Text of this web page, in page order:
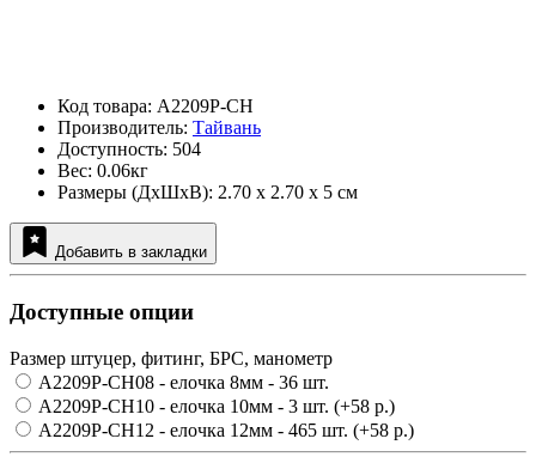
Код товара: A2209P-CH
Производитель: Тайвань
Доступность: 504
Вес: 0.06кг
Размеры (ДxШxВ): 2.70 x 2.70 x 5 см
Добавить в закладки
Доступные опции
Размер штуцер, фитинг, БРС, манометр
A2209P-CH08 - елочка 8мм - 36 шт.
A2209P-CH10 - елочка 10мм - 3 шт. (+58 р.)
A2209P-CH12 - елочка 12мм - 465 шт. (+58 р.)